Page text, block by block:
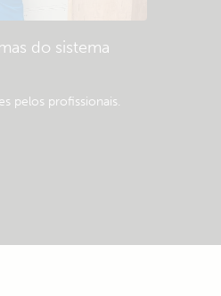
do sistema
pelos profissionais.